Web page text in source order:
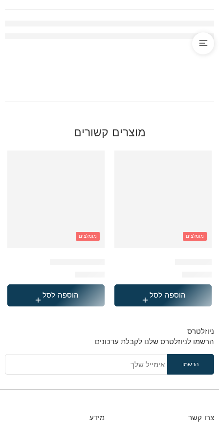
מוצרים קשורים
מומלצים
הוספה לסל
מומלצים
הוספה לסל
ניוזלטרס
הרשמו לניוזלטרס שלנו לקבלת עדכונים
צרו קשר מידע